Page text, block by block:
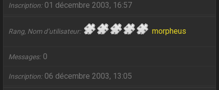
Inscription 01 décembre 2003, 16:57
Rang, Nom d’utilisateur morpheus
Messages 0
Inscription 06 décembre 2003, 13:05